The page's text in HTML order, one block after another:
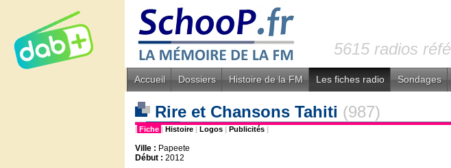
5615 radios
Accueil Dossiers Histoire de la FM Les fiches radio Sondages
Rire et Chansons Tahiti (987)
| Fiche | Histoire | Logos | Publicités |
Ville : Papeete
Début : 2012